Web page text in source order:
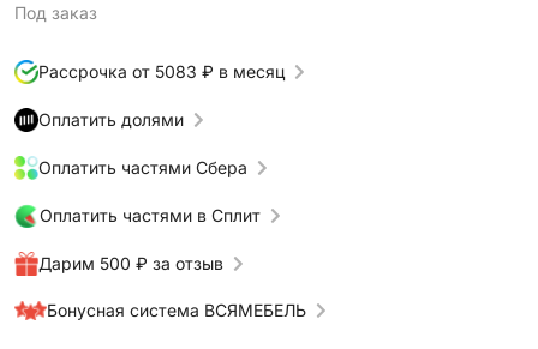
Под заказ
Рассрочка от 5083 ₽ в месяц
Оплатить долями
Оплатить частями Сбера
Оплатить частями в Сплит
Дарим 500 ₽ за отзыв
Бонусная система ВСЯМЕБЕЛЬ